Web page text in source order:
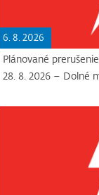
6. 8. 2026
Plánované
28. 8. 2026 – Dolné